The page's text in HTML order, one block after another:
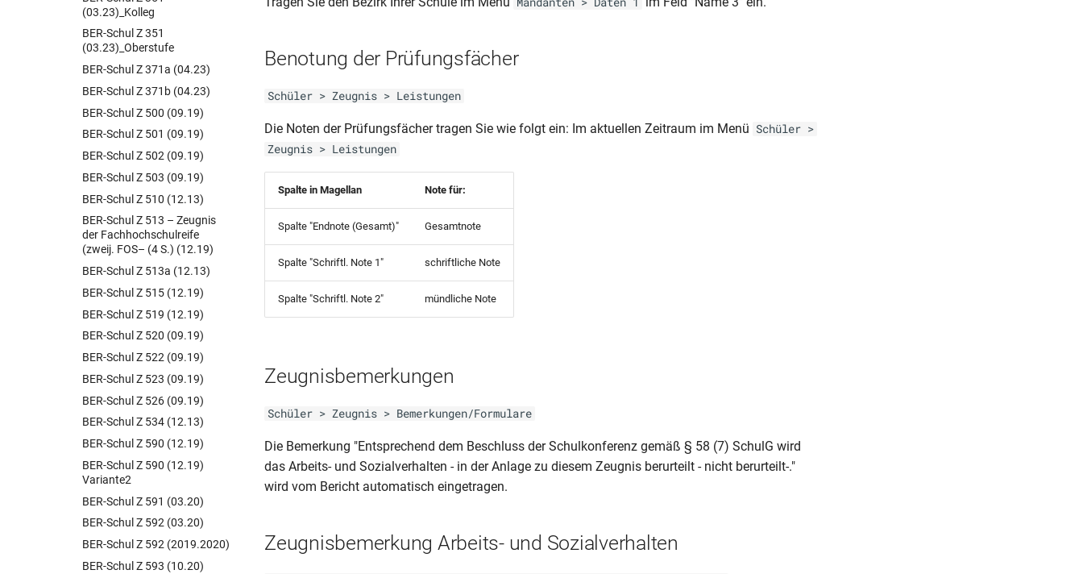
(03.23)_Kolleg
BER-Schul Z 351
(03.23)_Oberstufe
BER-Schul Z 371a (04.23)
BER-Schul Z 371b (04.23)
BER-Schul Z 500 (09.19)
BER-Schul Z 501 (09.19)
BER-Schul Z 502 (09.19)
BER-Schul Z 503 (09.19)
BER-Schul Z 510 (12.13)
BER-Schul Z 513 – Zeugnis
der Fachhochschulreife
(zweij. FOS– (4 S.) (12.19)
BER-Schul Z 513a (12.13)
BER-Schul Z 515 (12.19)
BER-Schul Z 519 (12.19)
BER-Schul Z 520 (09.19)
BER-Schul Z 522 (09.19)
BER-Schul Z 523 (09.19)
BER-Schul Z 526 (09.19)
BER-Schul Z 534 (12.13)
BER-Schul Z 590 (12.19)
BER-Schul Z 590 (12.19)
Variante2
BER-Schul Z 591 (03.20)
BER-Schul Z 592 (03.20)
BER-Schul Z 592 (2019.2020)
BER-Schul Z 593 (10.20)
Benotung der Prüfungsfächer
Schüler > Zeugnis > Leistungen
Die Noten der Prüfungsfächer tragen Sie wie folgt ein: Im aktuellen Zeitraum im Menü Schüler >
Zeugnis > Leistungen
Spalte in Magellan Note für:
Spalte "Endnote (Gesamt)" Gesamtnote
Spalte "Schriftl. Note 1" schriftliche Note
Spalte "Schriftl. Note 2" mündliche Note
Zeugnisbemerkungen
Schüler > Zeugnis > Bemerkungen/Formulare
Die Bemerkung "Entsprechend dem Beschluss der Schulkonferenz gemäß § 58 (7) SchulG wird
das Arbeits- und Sozialverhalten - in der Anlage zu diesem Zeugnis berurteilt - nicht berurteilt-."
wird vom Bericht automatisch eingetragen.
Zeugnisbemerkung Arbeits- und Sozialverhalten